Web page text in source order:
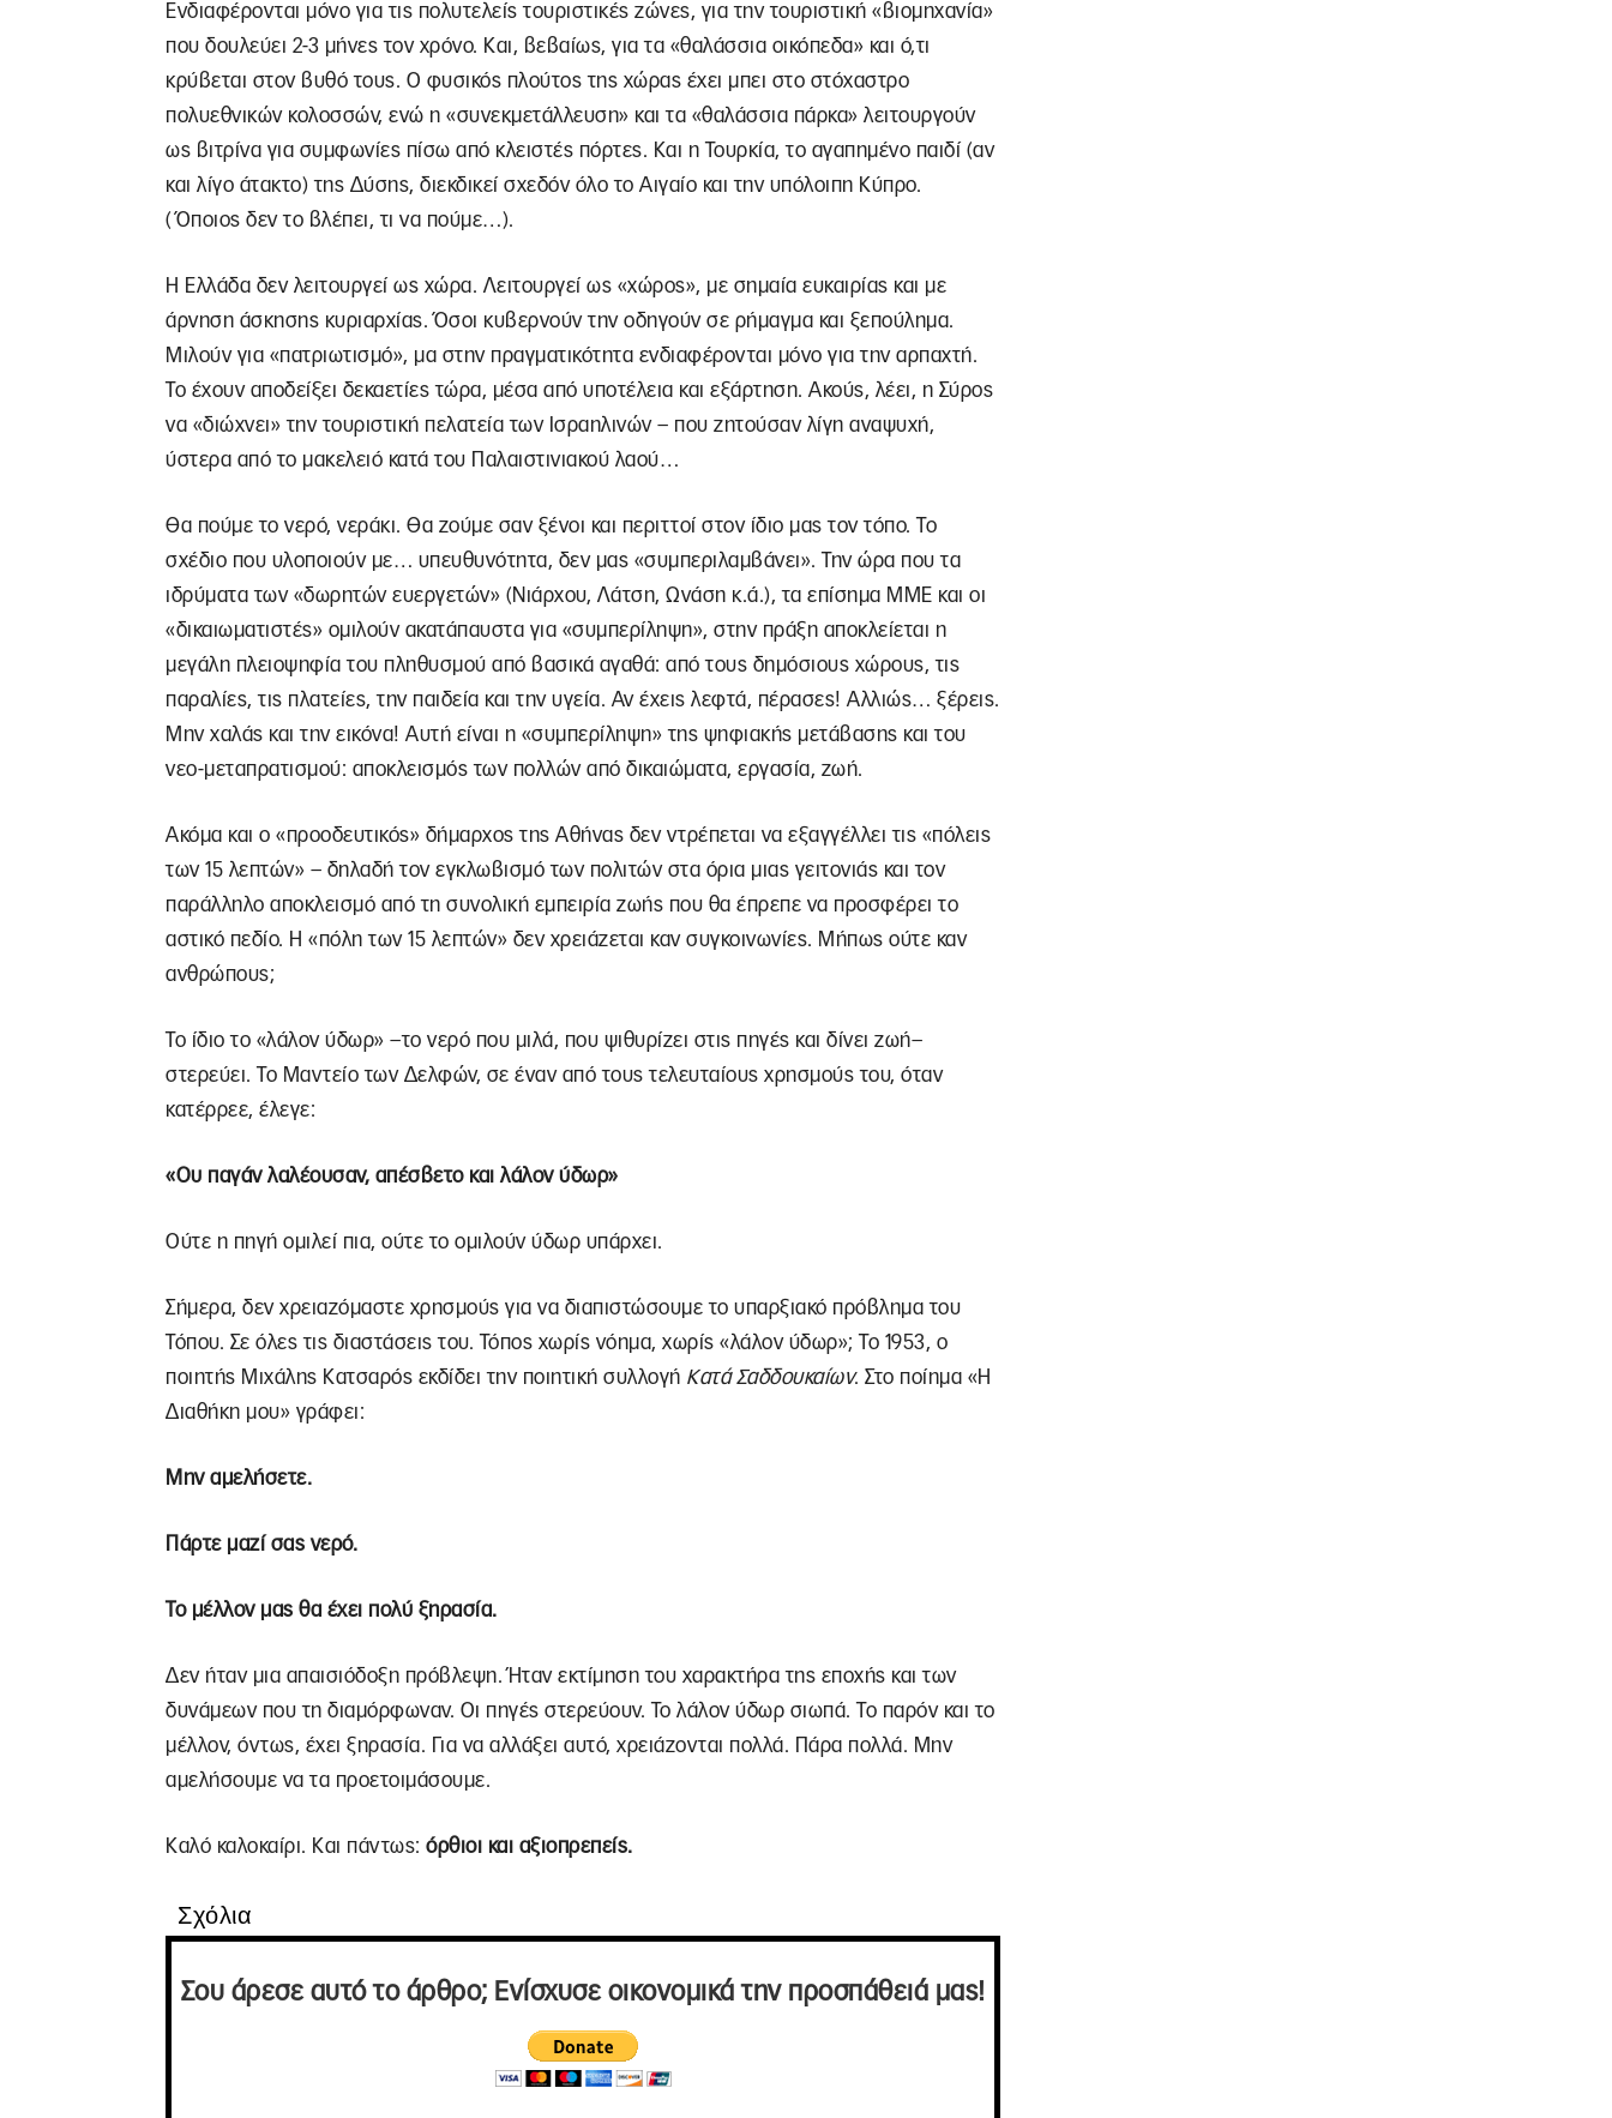
Ενδιαφέρονται μόνο για τις πολυτελείς τουριστικές ζώνες, για την τουριστική «βιομηχανία»
που δουλεύει 2-3 μήνες τον χρόνο. Και, βεβαίως, για τα «θαλάσσια οικόπεδα» και ό,τι
κρύβεται στον βυθό τους. Ο φυσικός πλούτος της χώρας έχει μπει στο στόχαστρο
πολυεθνικών κολοσσών, ενώ η «συνεκμετάλλευση» και τα «θαλάσσια πάρκα» λειτουργούν
ως βιτρίνα για συμφωνίες πίσω από κλειστές πόρτες. Και η Τουρκία, το αγαπημένο παιδί (αν
και λίγο άτακτο) της Δύσης, διεκδικεί σχεδόν όλο το Αιγαίο και την υπόλοιπη Κύπρο.
(Όποιος δεν το βλέπει, τι να πούμε…).
Η Ελλάδα δεν λειτουργεί ως χώρα. Λειτουργεί ως «χώρος», με σημαία ευκαιρίας και με
άρνηση άσκησης κυριαρχίας. Όσοι κυβερνούν την οδηγούν σε ρήμαγμα και ξεπούλημα.
Μιλούν για «πατριωτισμό», μα στην πραγματικότητα ενδιαφέρονται μόνο για την αρπαχτή.
Το έχουν αποδείξει δεκαετίες τώρα, μέσα από υποτέλεια και εξάρτηση. Ακούς, λέει, η Σύρος
να «διώχνει» την τουριστική πελατεία των Ισραηλινών – που ζητούσαν λίγη αναψυχή,
ύστερα από το μακελειό κατά του Παλαιστινιακού λαού…
Θα πούμε το νερό, νεράκι. Θα ζούμε σαν ξένοι και περιττοί στον ίδιο μας τον τόπο. Το
σχέδιο που υλοποιούν με… υπευθυνότητα, δεν μας «συμπεριλαμβάνει». Την ώρα που τα
ιδρύματα των «δωρητών ευεργετών» (Νιάρχου, Λάτση, Ωνάση κ.ά.), τα επίσημα ΜΜΕ και οι
«δικαιωματιστές» ομιλούν ακατάπαυστα για «συμπερίληψη», στην πράξη αποκλείεται η
μεγάλη πλειοψηφία του πληθυσμού από βασικά αγαθά: από τους δημόσιους χώρους, τις
παραλίες, τις πλατείες, την παιδεία και την υγεία. Αν έχεις λεφτά, πέρασες! Αλλιώς… ξέρεις.
Μην χαλάς και την εικόνα! Αυτή είναι η «συμπερίληψη» της ψηφιακής μετάβασης και του
νεο-μεταπρατισμού: αποκλεισμός των πολλών από δικαιώματα, εργασία, ζωή.
Ακόμα και ο «προοδευτικός» δήμαρχος της Αθήνας δεν ντρέπεται να εξαγγέλλει τις «πόλεις
των 15 λεπτών» – δηλαδή τον εγκλωβισμό των πολιτών στα όρια μιας γειτονιάς και τον
παράλληλο αποκλεισμό από τη συνολική εμπειρία ζωής που θα έπρεπε να προσφέρει το
αστικό πεδίο. Η «πόλη των 15 λεπτών» δεν χρειάζεται καν συγκοινωνίες. Μήπως ούτε καν
ανθρώπους;
Το ίδιο το «λάλον ύδωρ» –το νερό που μιλά, που ψιθυρίζει στις πηγές και δίνει ζωή–
στερεύει. Το Μαντείο των Δελφών, σε έναν από τους τελευταίους χρησμούς του, όταν
κατέρρεε, έλεγε:
«Ου παγάν λαλέουσαν, απέσβετο και λάλον ύδωρ»
Ούτε η πηγή ομιλεί πια, ούτε το ομιλούν ύδωρ υπάρχει.
Σήμερα, δεν χρειαζόμαστε χρησμούς για να διαπιστώσουμε το υπαρξιακό πρόβλημα του
Τόπου. Σε όλες τις διαστάσεις του. Τόπος χωρίς νόημα, χωρίς «λάλον ύδωρ»; Το 1953, ο
ποιητής Μιχάλης Κατσαρός εκδίδει την ποιητική συλλογή Κατά Σαδδουκαίων. Στο ποίημα «Η
Διαθήκη μου» γράφει:
Μην αμελήσετε.
Πάρτε μαζί σας νερό.
Το μέλλον μας θα έχει πολύ ξηρασία.
Δεν ήταν μια απαισιόδοξη πρόβλεψη. Ήταν εκτίμηση του χαρακτήρα της εποχής και των
δυνάμεων που τη διαμόρφωναν. Οι πηγές στερεύουν. Το λάλον ύδωρ σιωπά. Το παρόν και το
μέλλον, όντως, έχει ξηρασία. Για να αλλάξει αυτό, χρειάζονται πολλά. Πάρα πολλά. Μην
αμελήσουμε να τα προετοιμάσουμε.
Καλό καλοκαίρι. Και πάντως: όρθιοι και αξιοπρεπείς.
Σχόλια
Σου άρεσε αυτό το άρθρο; Ενίσχυσε οικονομικά την προσπάθειά μας!